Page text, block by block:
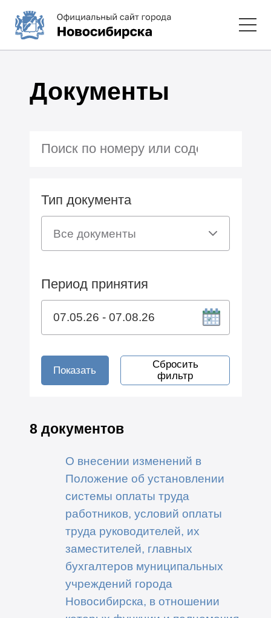
Документы
Тип документа
Период принятия
Показать
Сбросить
фильтр
8 документов
О внесении изменений в
Положение об установлении
системы оплаты труда
работников, условий оплаты
труда руководителей, их
заместителей, главных
бухгалтеров муниципальных
учреждений города
Новосибирска, в отношении